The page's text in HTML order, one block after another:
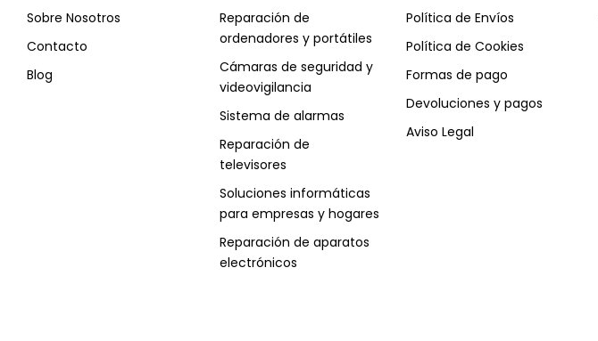
Sobre Nosotros
Contacto
Blog
Reparación de
ordenadores y portátiles
Cámaras de seguridad y
videovigilancia
Sistema de alarmas
Reparación de
televisores
Soluciones informáticas
para empresas y hogares
Reparación de aparatos
electrónicos
Política de Envíos
Política de Cookies
Formas de pago
Devoluciones y pagos
Aviso Legal